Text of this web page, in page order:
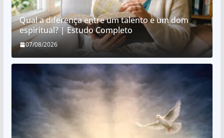
Qual a diferença entre um talento e um dom
espiritual? | Estudo Completo
07/08/2026